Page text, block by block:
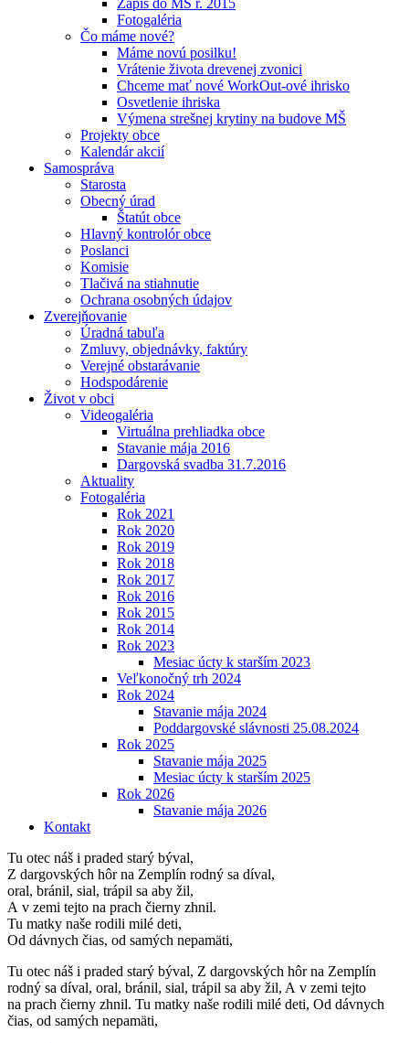
Zápis do MŠ r. 2015
Fotogaléria
Čo máme nové?
Máme novú posilku!
Vrátenie života drevenej zvonici
Chceme mať nové WorkOut-ové ihrisko
Osvetlenie ihriska
Výmena strešnej krytiny na budove MŠ
Projekty obce
Kalendár akcií
Samospráva
Starosta
Obecný úrad
Štatút obce
Hlavný kontrolór obce
Poslanci
Komisie
Tlačivá na stiahnutie
Ochrana osobných údajov
Zverejňovanie
Úradná tabuľa
Zmluvy, objednávky, faktúry
Verejné obstarávanie
Hodspodárenie
Život v obci
Videogaléria
Virtuálna prehliadka obce
Stavanie mája 2016
Dargovská svadba 31.7.2016
Aktuality
Fotogaléria
Rok 2021
Rok 2020
Rok 2019
Rok 2018
Rok 2017
Rok 2016
Rok 2015
Rok 2014
Rok 2023
Mesiac úcty k starším 2023
Veľkonočný trh 2024
Rok 2024
Stavanie mája 2024
Poddargovské slávnosti 25.08.2024
Rok 2025
Stavanie mája 2025
Mesiac úcty k starším 2025
Rok 2026
Stavanie mája 2026
Kontakt
Tu otec náš i praded starý býval,
Z dargovských hôr na Zemplín rodný sa díval,
oral, bránil, sial, trápil sa aby žil,
A v zemi tejto na prach čierny zhnil.
Tu matky naše rodili milé deti,
Od dávnych čias, od samých nepamäti,
Tu otec náš i praded starý býval, Z dargovských hôr na Zemplín
rodný sa díval, oral, bránil, sial, trápil sa aby žil, A v zemi tejto
na prach čierny zhnil. Tu matky naše rodili milé deti, Od dávnych
čias, od samých nepamäti,